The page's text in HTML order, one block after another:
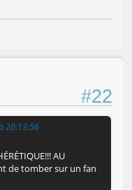
#22
20:13:56
AU
de tomber sur un fan